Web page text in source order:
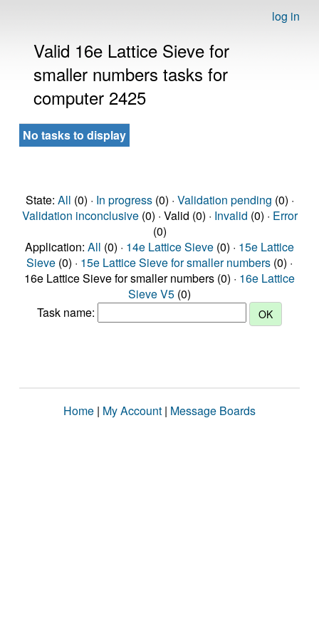
log in
Valid 16e Lattice Sieve for
smaller numbers tasks for
computer 2425
No tasks to display
State: All (0) · In progress(0) · Validation pending (0) ·
Validation inconclusive(0) · Valid (0) · Invalid (0) · Error
(0)
Application: All (0) · 14e Lattice Sieve (0) · 15e Lattice
Sieve (0) · 15e Lattice Sieve for smaller numbers (0) ·
16e Lattice Sieve for smaller numbers (0) · 16e Lattice
Sieve V5 (0)
Task name:
Home | My Account | Message Boards